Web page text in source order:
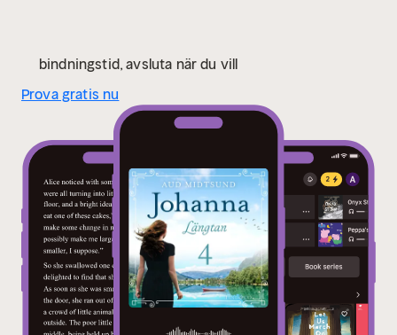
bindningstid, avsluta när du vill
Prova gratis nu